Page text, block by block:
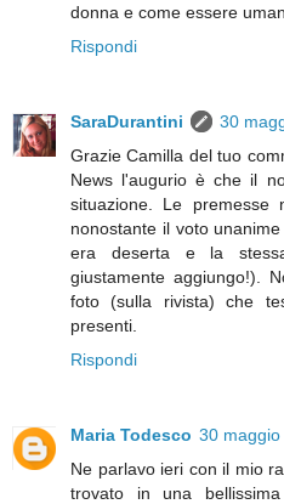
donna e come essere
Rispondi
SaraDurantini
30
Grazie Camilla del tuo
News l'augurio è che il
situazione. Le premesse
nonostante il voto
era deserta e la
giustamente aggiungo!).
foto (sulla rivista) che
presenti.
Rispondi
Maria Todesco 30
Ne parlavo ieri con il mio
trovato in una